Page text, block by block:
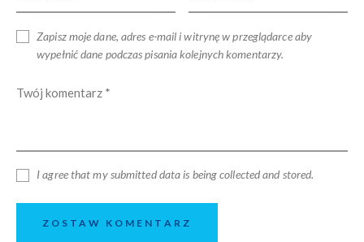
Zapisz moje dane, adres e-mail i witrynę w przeglądarce aby
wypełnić dane podczas pisania kolejnych komentarzy.
I agree that my submitted data is being collected and stored.